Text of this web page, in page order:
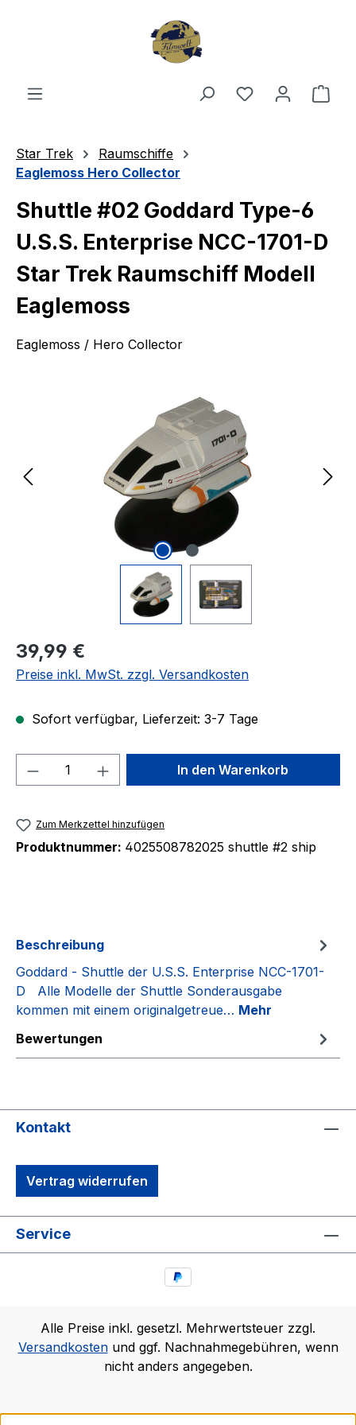
Du hast 0
Star Trek
Raumschiffe
Eaglemoss Hero Collector
Shuttle #02 Goddard Type-6
U.S.S. Enterprise NCC-1701-D
Star Trek Raumschiff Modell
Eaglemoss
Eaglemoss / Hero Collector
Regulärer Preis:
39,99 €
Preise inkl. MwSt. zzgl. Versandkosten
Sofort verfügbar, Lieferzeit: 3-7 Tage
Produkt Anzahl: Gib denIn den Warenkorb
Zum Merkzettel hinzufügen
Produktnummer: 4025508782025 shuttle #2 ship
Beschreibung
Goddard - Shuttle der U.S.S. Enterprise NCC-1701-
D Alle Modelle der Shuttle Sonderausgabe
kommen mit einem originalgetreue… Mehr
Bewertungen
Kontakt
Vertrag widerrufen
Service
Alle Preise inkl. gesetzl. Mehrwertsteuer zzgl.
Versandkostenund ggf. Nachnahmegebühren, wenn
nicht anders angegeben.